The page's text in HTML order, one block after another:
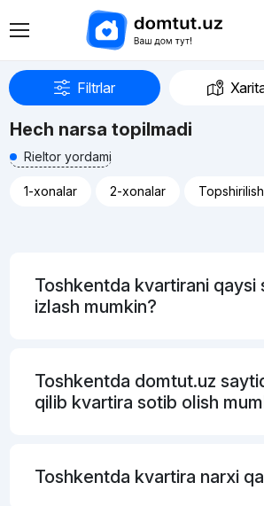
Filtrlar
Hech narsa topilmadi
Rieltor yordami
1-xonalar 2-xonalar
Toshkentda kvartirani qaysi
izlash mumkin?
Toshkentda domtut.uz
qilib kvartira sotib olish
Toshkentda kvartira narxi